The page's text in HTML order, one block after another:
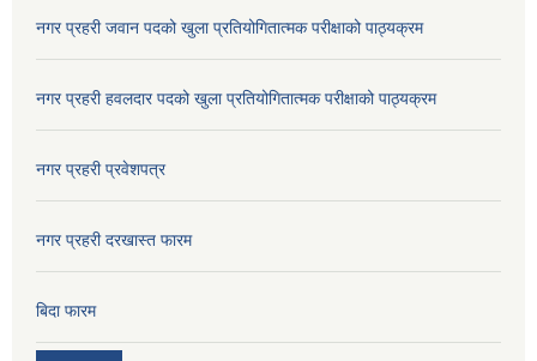
नगर प्रहरी जवान पदको खुला प्रतियोगितात्मक परीक्षाको पाठ्यक्रम
नगर प्रहरी हवलदार पदको खुला प्रतियोगितात्मक परीक्षाको पाठ्यक्रम
नगर प्रहरी प्रवेशपत्र
नगर प्रहरी दरखास्त फारम
बिदा फारम